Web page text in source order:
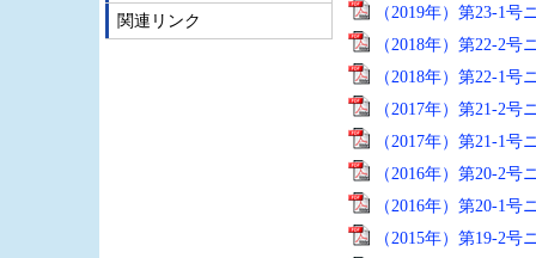
（2019年）第23-1号
（2018年）第22-2号
（2018年）第22-1号
（2017年）第21-2号
（2017年）第21-1号
（2016年）第20-2号
（2016年）第20-1号
（2015年）第19-2号
関連リンク